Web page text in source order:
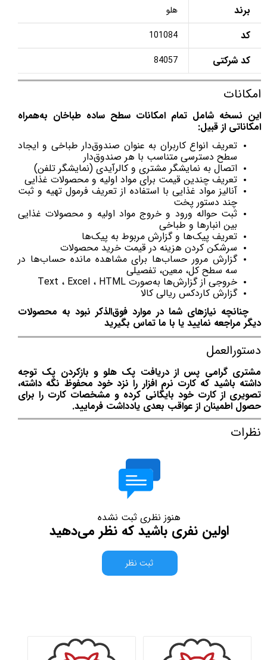
برند هلو
کد 101084
کد شرکتی 84057
امکانات
این نسخه شامل تمام امکانات سطح ساده طباخان به‌همراه
امکاناتی از قبیل:
تعریف انواع کاربران به عنوان صندوق‌دار طباخی و ایجاد
سطح دسترسی متناسب با هر صندوق‌دار
اتصال به نمایشگر مشتری و کالرآیدی (نمایشگر تلفن)
تعریف چندین قیمت برای مواد اولیه و محصولات غذایی
آنالیز مواد غذایی با استفاده از تعریف فرمول تهیه و ثبت
چند دستور پخت
ثبت حواله ورود و خروج مواد اولیه و محصولات غذایی
بین انبارها و طباخی‌
تعریف پیک‌ها و گزارش مربوط به پیک‌ها
سرشکن کردن هزینه در قیمت خرید محصولات
گزارش مرور حساب‌ها برای مشاهده مانده حساب‌ها در
سه سطح کل، معین، تفصیلی
خروجی از گزارش‌ها به‌صورت Text ، Excel ، HTML
گزارش کاردکس ریالی کالا
چنانچه نیازهای شما در موارد فوق‌الذکر نبود به محصولات
دیگر مراجعه نمایید یا با ما تماس بگیرید
دستورالعمل
مشتری گرامی پس از دریافت پک هلو و بازکردن پک توجه
داشته باشید که کارت نرم افزار را نزد خود محفوظ نگه داشته،
تصویری از کارت خود بایگانی کرده و مشخصات کارت را برای
حصول اطمینان از عواقب بعدی یادداشت فرمایید.
نظرات
هنوز نظری ثبت نشده
اولین نفری باشید که نظر می‌دهید
ثبت نظر